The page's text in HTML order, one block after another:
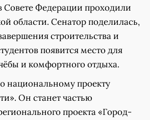
Совете Федерации проходили
области. Сенатор поделилась,
строительства и
появится место для
и комфортного отдыха.
национальному проекту
Он станет частью
проекта «Город-